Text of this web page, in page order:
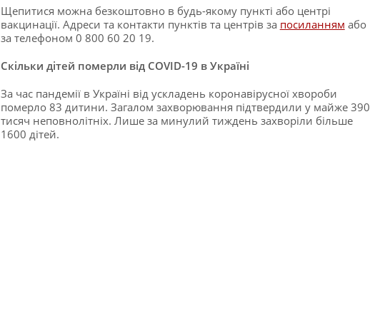
Щепитися можна безкоштовно в будь-якому пункті або центрі
вакцинації. Адреси та контакти пунктів та центрів за посиланням або
за телефоном 0 800 60 20 19.
Скільки дітей померли від COVID-19 в Україні
За час пандемії в Україні від ускладень коронавірусної хвороби
померло 83 дитини. Загалом захворювання підтвердили у майже 390
тисяч неповнолітніх. Лише за минулий тиждень захворіли більше
1600 дітей.